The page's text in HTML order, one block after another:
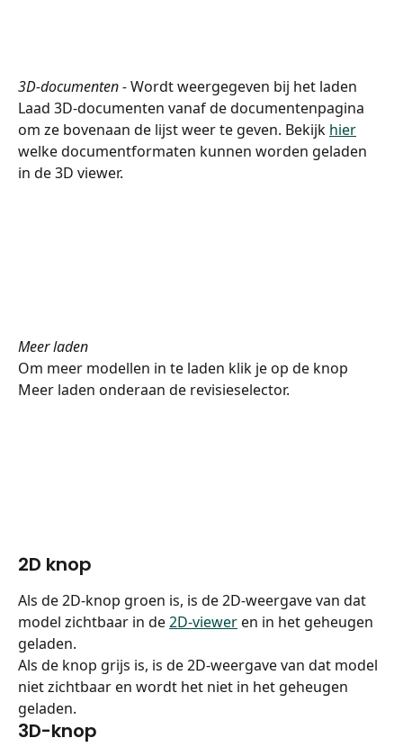
3D-documenten - Wordt weergegeven bij het laden
Laad 3D-documenten vanaf de documentenpagina
om ze bovenaan de lijst weer te geven. Bekijk hier
welke documentformaten kunnen worden geladen
in de 3D viewer.
Meer laden
Om meer modellen in te laden klik je op de knop
Meer laden onderaan de revisieselector.
2D knop
Als de 2D-knop groen is, is de 2D-weergave van dat
model zichtbaar in de 2D-viewer en in het geheugen
geladen.
Als de knop grijs is, is de 2D-weergave van dat model
niet zichtbaar en wordt het niet in het geheugen
geladen.
3D-knop